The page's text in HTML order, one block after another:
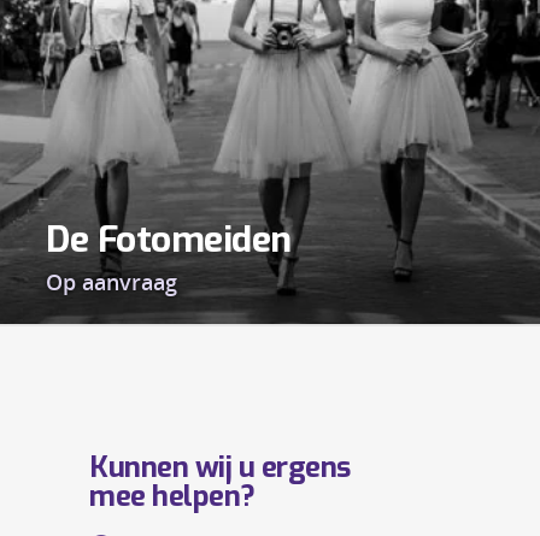
De Fotomeiden
Op aanvraag
Kunnen wij u ergens
mee helpen?